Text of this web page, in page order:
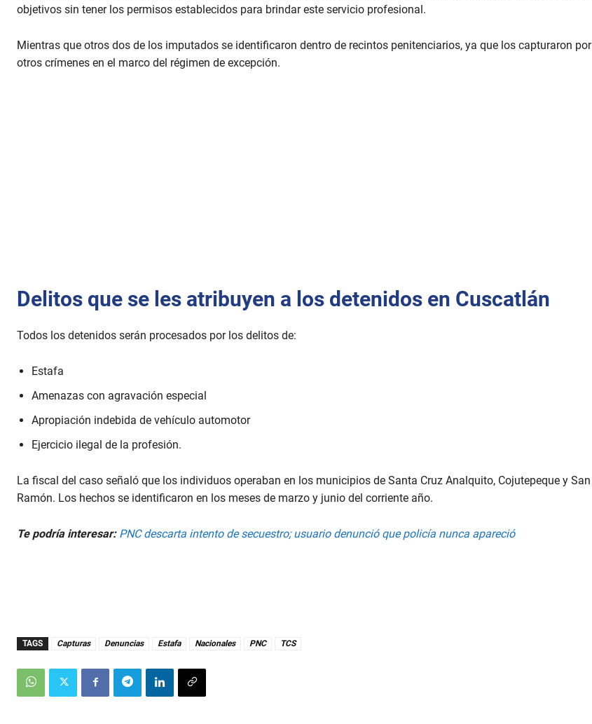
objetivos sin tener los permisos establecidos para brindar este servicio profesional.
Mientras que otros dos de los imputados se identificaron dentro de recintos penitenciarios, ya que los capturaron por
otros crímenes en el marco del régimen de excepción.
Delitos que se les atribuyen a los detenidos en Cuscatlán
Todos los detenidos serán procesados por los delitos de:
Estafa
Amenazas con agravación especial
Apropiación indebida de vehículo automotor
Ejercicio ilegal de la profesión.
La fiscal del caso señaló que los individuos operaban en los municipios de Santa Cruz Analquito, Cojutepeque y San
Ramón. Los hechos se identificaron en los meses de marzo y junio del corriente año.
Te podría interesar: PNC descarta intento de secuestro; usuario denunció que policía nunca apareció
TAGS Capturas Denuncias Estafa Nacionales PNC TCS